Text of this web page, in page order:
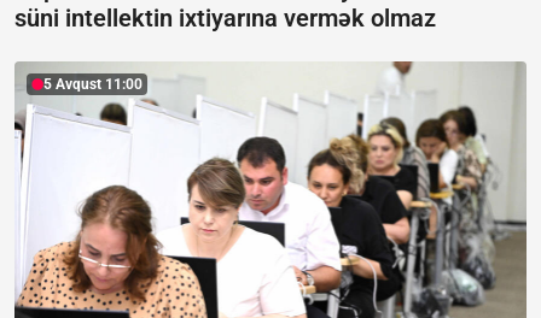
süni intellektin ixtiyarına vermək olmaz
5 Avqust 11:00